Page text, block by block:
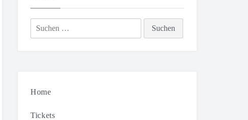
Suchen
nach:
Home
Tickets